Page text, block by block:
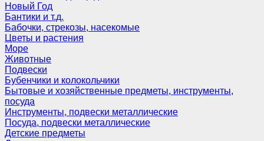
Новый Год
Бантики и т.д.
Бабочки, стрекозы, насекомые
Цветы и растения
Море
Животные
Подвески
Бубенчики и колокольчики
Бытовые и хозяйственные предметы, инструменты,
посуда
Инструменты, подвески металлические
Посуда, подвески металлические
Детские предметы